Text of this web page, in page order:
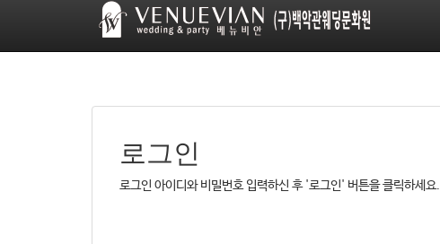
로그인
로그인 아이디와 비밀번호 입력하신 후 '로그인' 버튼을 클릭하세요.